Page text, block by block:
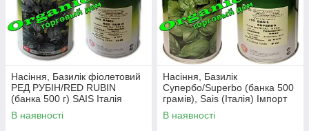
Насіння, Базилік фіолетовий
РЕД РУБІН/RED RUBIN
(банка 500 г) SAIS Італія
В наявності
Насіння, Базилік
Супербо/Superbo (банка 500
грамів), Sais (Італія) Імпорт
2025
В наявності